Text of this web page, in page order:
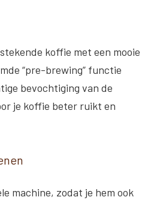
koffie met een mooie
“pre-brewing” functie
bevochtiging van de
je koffie beter ruikt en
machine, zodat je hem ook